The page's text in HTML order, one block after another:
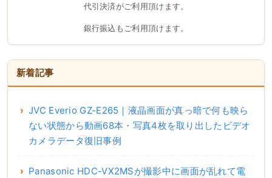
代引決済がご利用頂けます。
銀行振込もご利用頂けます。
新着記事
JVC Everio GZ-E265｜液晶画面が真っ暗で何も映ら
ない状態から動画68本・写真4枚を取り出したビデオ
カメラデータ復旧事例
Panasonic HDC-VX2MSが撮影中に画面が乱れて電